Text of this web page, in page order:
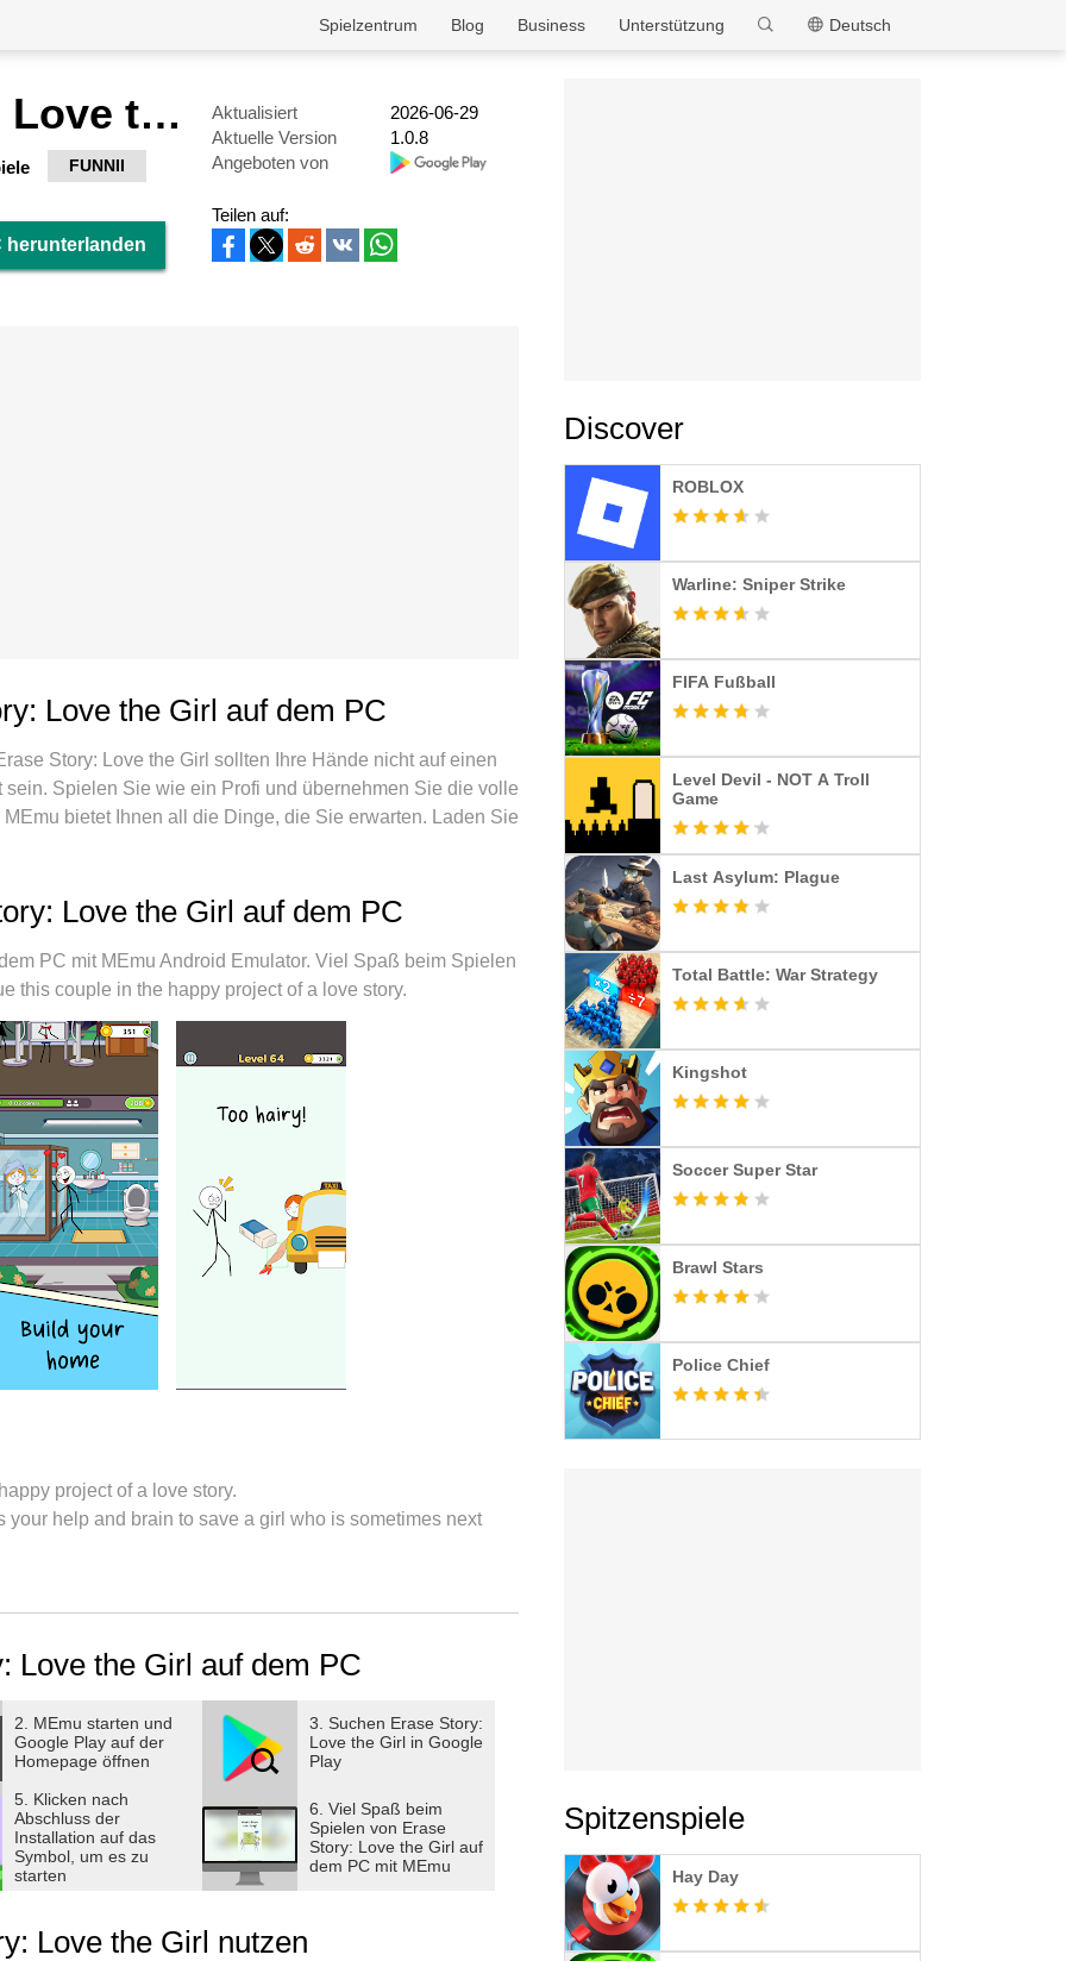
MEmu
Deutsch
Unterstützung
Business
Blog
Spielzentrum
Erase Story: Love the Girl
FUNNII
Aktualisiert
2026-06-29
Aktuelle Version
1.0.8
Angeboten von
herunterlanden
Teilen auf:
Love the Girl auf dem PC
Story: Love the Girl sollten Ihre Hände nicht auf einen
Spielen Sie wie ein Profi und übernehmen Sie die volle
bietet Ihnen all die Dinge, die Sie erwarten. Laden Sie
es auf dem PC. Spielen Sie so lange, wie Sie wollen,
Das exquisite voreingestellte
vorbereitet wurde, macht Erase Story: Love the Girl
Manager ermöglicht das Spielen von 2 oder mehr
Unsere exklusive Emulations-Engine kann das volle
Abläufe sorgen.
Love the Girl auf dem PC
PC mit MEmu Android Emulator. Viel Spaß beim Spielen
this couple in the happy project of a love story.
project of a love story.
your help and brain to save a girl who is sometimes next
game bring you and friends happy moments, puzzle master
a clue. It is an easy game, just to draw, erase it to save a
the clue
stickman's couples and friends.
it is a clue to make this game happy. You can makeover
out colors couple items to get the “love the girl” project
exactly the answers to the puzzles about the project of
It is an easy brain game for all, for girls, so talking to
riddle brain game, so focus on thinking is key to the project
Love the Girl auf dem PC
2. MEmu starten und
Google Play auf der
Homepage öffnen
3. Suchen Erase Story:
Love the Girl in Google
Play
5. Klicken nach
Abschluss der
Installation auf das
Symbol, um es zu
starten
6. Viel Spaß beim
Spielen von Erase
Story: Love the Girl auf
dem PC mit MEmu
Love the Girl nutzen
Discover
ROBLOX
Warline: Sniper Strike
FIFA Fußball
Level Devil - NOT A Troll
Game
Last Asylum: Plague
Total Battle: War Strategy
Kingshot
Soccer Super Star
Brawl Stars
Police Chief
Spitzenspiele
Hay Day